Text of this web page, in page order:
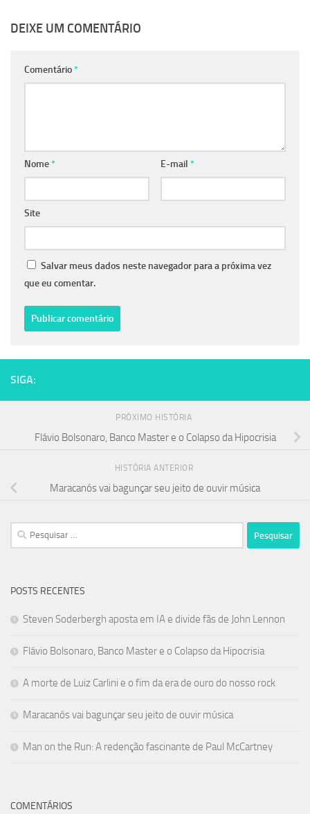
DEIXE UM COMENTÁRIO
Comentário*
Nome* E-mail *
Site
Salvar meus dados neste navegador para a próxima vez
que eu comentar.
SIGA:
PRÓXIMO HISTÓRIA
Flávio Bolsonaro, Banco Master e o Colapso da Hipocrisia
HISTÓRIA ANTERIOR
Maracanós vai bagunçar seu jeito de ouvir música
Pesquisar
por:
POSTS RECENTES
Steven Soderbergh aposta em IA e divide fãs de John Lennon
Flávio Bolsonaro, Banco Master e o Colapso da Hipocrisia
A morte de Luiz Carlini e o fim da era de ouro do nosso rock
Maracanós vai bagunçar seu jeito de ouvir música
Man on the Run: A redenção fascinante de Paul McCartney
COMENTÁRIOS